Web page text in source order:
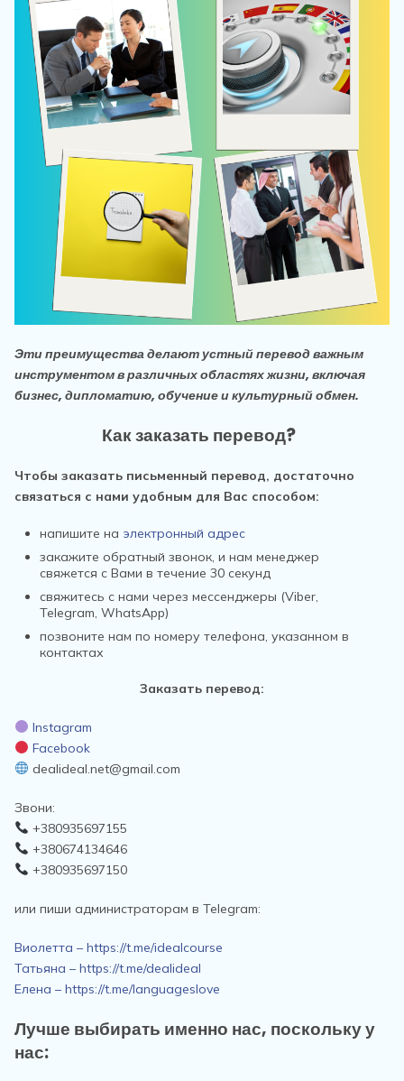
Эти преимущества делают устный перевод важным
инструментом в различных областях жизни, включая
бизнес, дипломатию, обучение и культурный обмен.
Как заказать перевод?
Чтобы заказать письменный перевод, достаточно
связаться с нами удобным для Вас способом:
напишите на электронный адрес
закажите обратный звонок, и нам менеджер
свяжется с Вами в течение 30 секунд
свяжитесь с нами через мессенджеры (Viber,
Telegram, WhatsApp)
позвоните нам по номеру телефона, указанном в
контактах
Заказать перевод:
Instagram
Facebook
dealideal.net@gmail.com
Звони:
+380935697155
+380674134646
+380935697150
или пиши администраторам в Telegram:
Виолетта – https://t.me/idealcourse
Татьяна – https://t.me/dealideal
Елена – https://t.me/languageslove
Лучше выбирать именно нас, поскольку у
нас: